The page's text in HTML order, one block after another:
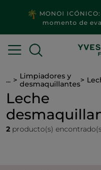
MONOI
momento de
...
Limpiadores y
desmaquillantes
Leche
2 producto(s)